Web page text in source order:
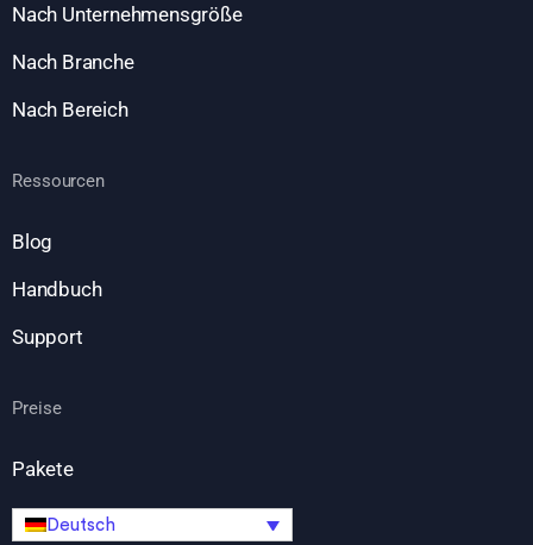
Nach Unternehmensgröße
Nach Branche
Nach Bereich
Ressourcen
Blog
Handbuch
Support
Preise
Pakete
Deutsch